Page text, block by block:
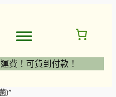
費！可貨到付款！
)”